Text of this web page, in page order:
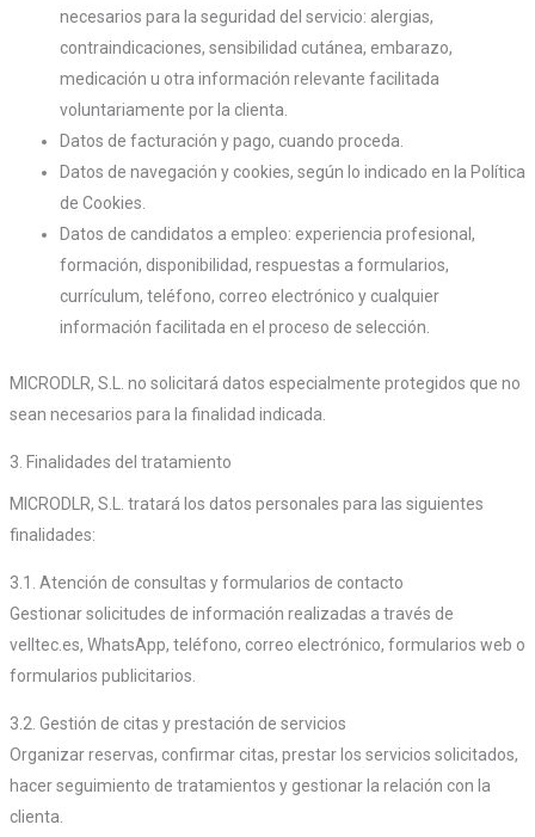
necesarios para la seguridad del servicio: alergias,
contraindicaciones, sensibilidad cutánea, embarazo,
medicación u otra información relevante facilitada
voluntariamente por la clienta.
Datos de facturación y pago, cuando proceda.
Datos de navegación y cookies, según lo indicado en la Política
de Cookies.
Datos de candidatos a empleo: experiencia profesional,
formación, disponibilidad, respuestas a formularios,
currículum, teléfono, correo electrónico y cualquier
información facilitada en el proceso de selección.
MICRODLR, S.L. no solicitará datos especialmente protegidos que no
sean necesarios para la finalidad indicada.
3. Finalidades del tratamiento
MICRODLR, S.L. tratará los datos personales para las siguientes
finalidades:
3.1. Atención de consultas y formularios de contacto
Gestionar solicitudes de información realizadas a través de
velltec.es, WhatsApp, teléfono, correo electrónico, formularios web o
formularios publicitarios.
3.2. Gestión de citas y prestación de servicios
Organizar reservas, confirmar citas, prestar los servicios solicitados,
hacer seguimiento de tratamientos y gestionar la relación con la
clienta.